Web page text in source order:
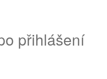
přihlášení